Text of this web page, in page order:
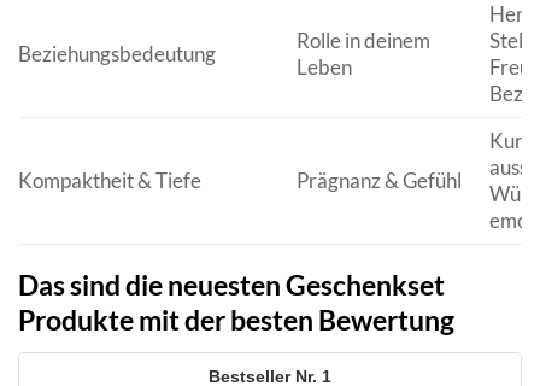
Beziehungsbedeutung
Rolle in deinem
Leben
Kompaktheit & Tiefe Prägnanz & Gefühl
Das sind die neuesten Geschenkset
Produkte mit der besten Bewertung
1